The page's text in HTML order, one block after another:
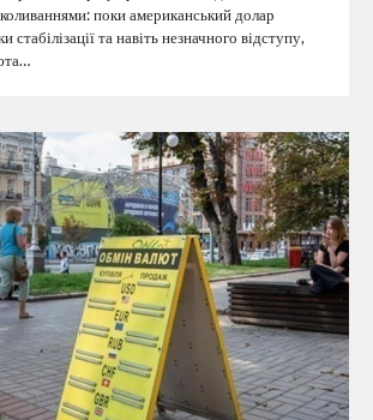
поки американський долар
стабілізації та навіть незначного відступу,